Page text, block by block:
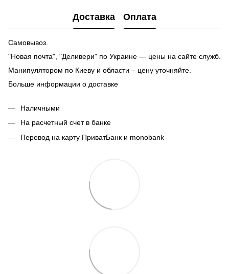
Доставка Оплата
Самовывоз.
"Новая почта", "Деливери" по Украине — цены на сайте служб.
Манипулятором по Киеву и области – цену уточняйте.
Больше информации о доставке
Наличными
На расчетный счет в банке
Перевод на карту ПриватБанк и monobank